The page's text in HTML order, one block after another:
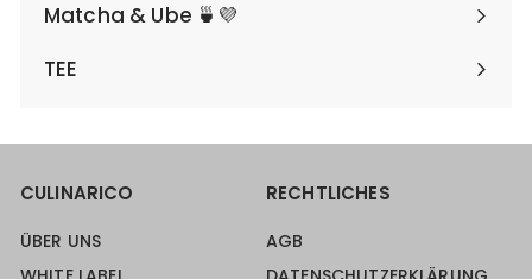
Matcha & Ube 🍵💜
TEE
CULINARICO
ÜBER UNS
RECHTLICHES
AGB